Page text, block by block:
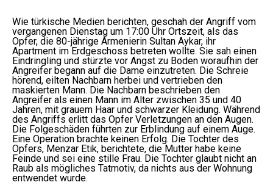
Wie türkische Medien berichten, geschah der Angriff vom
vergangenen Dienstag um 17:00 Uhr Ortszeit, als das
Opfer, die 80-jährige Armenierin Sultan Aykar, ihr
Apartment im Erdgeschoss betreten wollte. Sie sah einen
Eindringling und stürzte vor Angst zu Boden woraufhin der
Angreifer begann auf die Dame einzutreten. Die Schreie
hörend, eilten Nachbarn herbei und vertrieben den
maskierten Mann. Die Nachbarn beschrieben den
Angreifer als einen Mann im Alter zwischen 35 und 40
Jahren, mit grauem Haar und schwarzer Kleidung. Während
des Angriffs erlitt das Opfer Verletzungen an den Augen.
Die Folgeschäden führten zur Erblindung auf einem Auge.
Eine Operation brachte keinen Erfolg. Die Tochter des
Opfers, Menzar Etik, berichtete, die Mutter habe keine
Feinde und sei eine stille Frau. Die Tochter glaubt nicht an
Raub als mögliches Tatmotiv, da nichts aus der Wohnung
entwendet wurde.